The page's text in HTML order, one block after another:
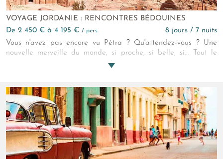
VOYAGE JORDANIE : RENCONTRES BÉDOUINES
de 2 450 € à 4 195 € / pers.
8 jours / 7 nuits
Vous n'avez pas encore vu Pétra ? Qu'attendez-vous ? Une
nouvelle merveille du monde, si proche, si belle, si... Tout le